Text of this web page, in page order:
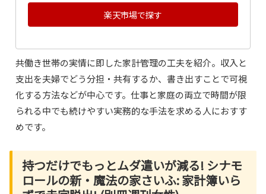
楽天市場で探す
共働き世帯の実情に即した家計管理の工夫を紹介。収入と
支出を夫婦でどう分担・共有するか、書き出すことで可視
化する方法などが中心です。仕事と家庭の両立で時間が限
られる中でも続けやすい実務的な手法を求める人におすす
めです。
持つだけでもっとムダ遣いが減る! シナモ
ロールの新・魔法の家さいふ: 家計簿いら